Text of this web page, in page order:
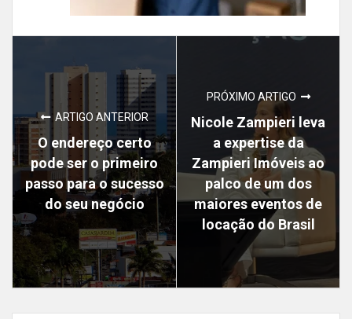
ARTIGO ANTERIOR
O endereço certo
pode ser o primeiro
passo para o sucesso
do seu negócio
PRÓXIMO ARTIGO
Nicole Zampieri leva
a expertise da
Zampieri Imóveis ao
palco de um dos
maiores eventos de
locação do Brasil